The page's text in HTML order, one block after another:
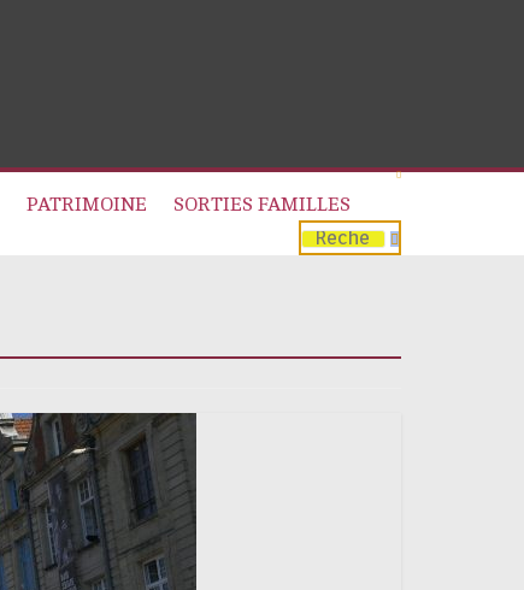
PATRIMOINE
SORTIES FAMILLES